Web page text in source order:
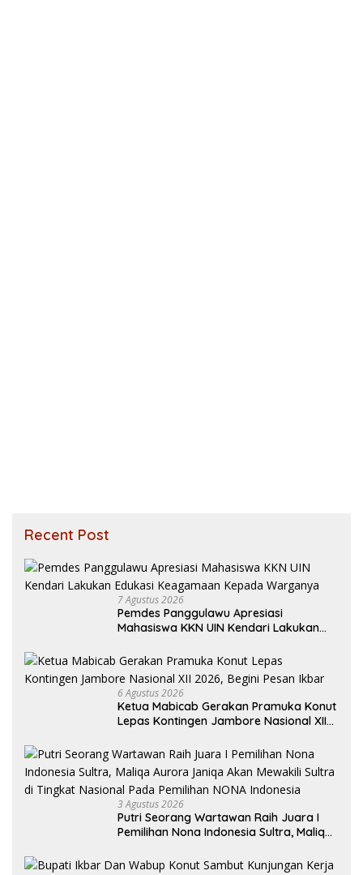
Recent Post
7 Agustus 2026
Pemdes Panggulawu Apresiasi
Mahasiswa KKN UIN Kendari Lakukan
6 Agustus 2026
Ketua Mabicab Gerakan Pramuka Konut
Lepas Kontingen Jambore Nasional XII
3 Agustus 2026
Putri Seorang Wartawan ‎Raih Juara I
Pemilihan Nona Indonesia Sultra, Maliqa
Tingkat Nasional Pada Pemilihan NONA